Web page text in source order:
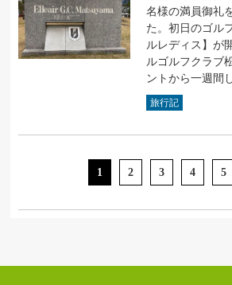
名様の満員御礼
た。初日のゴル
ルレディス】が
ルゴルフクラブ
ントから一週
旅行記
1 2 3 4 5